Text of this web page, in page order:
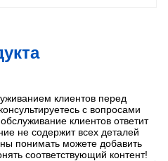
клиентов перед
с вопросами
клиентов ответит
не содержит всех деталей
понимать можете добавить
соответствующий контент!